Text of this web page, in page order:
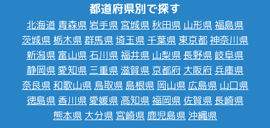
都道府県別で探す
北海道 青森県 岩手県 宮城県 秋田県 山形県福島県
茨城県 栃木県群馬県埼玉県 千葉県 東京都神奈川県
新潟県 富山県 石川県福井県 山梨県 長野県 岐阜県
静岡県愛知県 三重県滋賀県 京都府 大阪府 兵庫県
奈良県 和歌山県 鳥取県 島根県 岡山県 広島県 山口県
徳島県 香川県愛媛県 高知県福岡県 佐賀県 長崎県
熊本県 大分県 宮崎県 鹿児島県 沖縄県